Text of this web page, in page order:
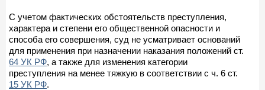
С учетом фактических обстоятельств преступления,
характера и степени его общественной опасности и
способа его совершения, суд не усматривает оснований
для применения при назначении наказания положений ст.
64 УК РФ, а также для изменения категории
преступления на менее тяжкую в соответствии с ч. 6 ст.
15 УК РФ.